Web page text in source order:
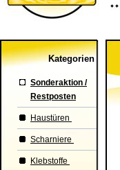
Kategorien
Sonderaktion /
Restposten
Haustüren
Scharniere
Klebstoffe